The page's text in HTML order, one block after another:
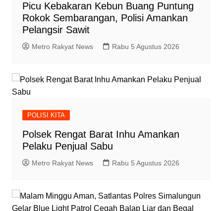
Picu Kebakaran Kebun Buang Puntung
Rokok Sembarangan, Polisi Amankan
Pelangsir Sawit
Metro Rakyat News Rabu 5 Agustus 2026
POLISI KITA
Polsek Rengat Barat Inhu Amankan
Pelaku Penjual Sabu
Metro Rakyat News Rabu 5 Agustus 2026